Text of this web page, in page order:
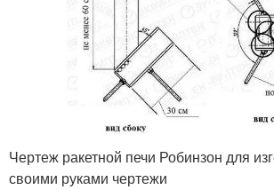
Чертеж ракетной печи Робинзон для
своими руками чертежи